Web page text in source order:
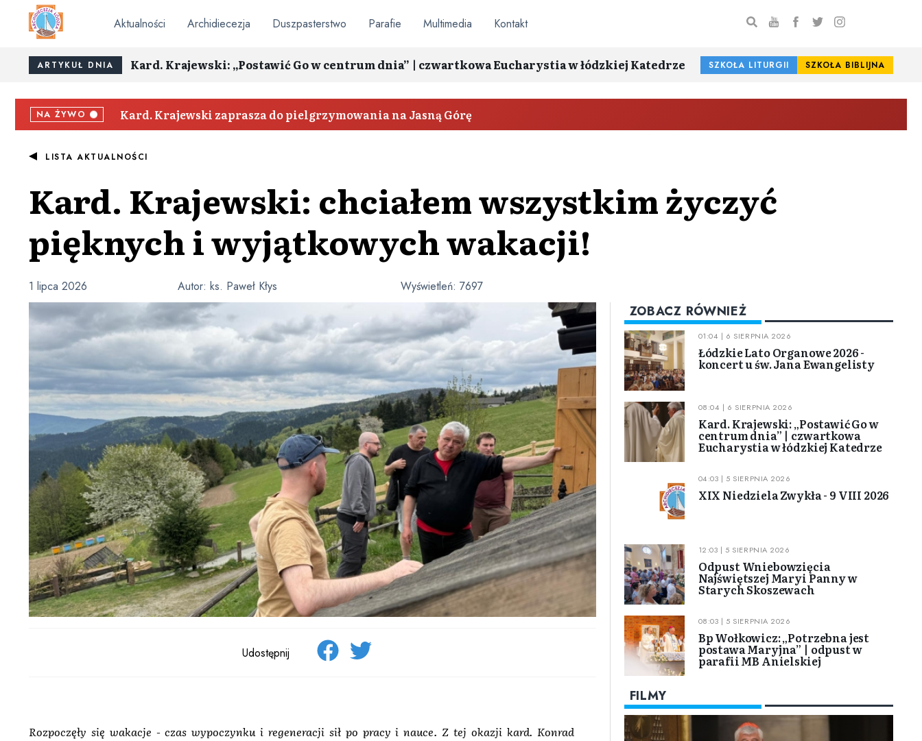
Aktualności Archidiecezja Duszpasterstwo Parafie Multimedia Kontakt
ARTYKUŁ DNIA Kard. Krajewski: „Postawić Go w centrum dnia” | czwartkowa Eucharystia w łódzkiej Katedrze SZKOŁA LITURGII SZKOŁA BIBLIJNA
NA ŻYWO Kard. Krajewski zaprasza do pielgrzymowania na Jasną Górę
LISTA AKTUALNOŚCI
Kard. Krajewski: chciałem wszystkim życzyć
pięknych i wyjątkowych wakacji!
Autor: ks. Paweł Kłys
1 lipca 2026 Wyświetleń: 7697
Udostępnij
Rozpoczęły się wakacje - czas wypoczynku i regeneracji sił po pracy i nauce. Z tej okazji kard. Konrad
ZOBACZ RÓWNIEŻ
01:04 | 6 SIERPNIA 2026
Łódzkie Lato Organowe 2026 -
koncert u św. Jana Ewangelisty
08:04 | 6 SIERPNIA 2026
Kard. Krajewski: „Postawić Go w
centrum dnia” | czwartkowa
Eucharystia w łódzkiej Katedrze
04:03 | 5 SIERPNIA 2026
XIX Niedziela Zwykła - 9 VIII 2026
12:03 | 5 SIERPNIA 2026
Odpust Wniebowzięcia
Najświętszej Maryi Panny w
Starych Skoszewach
08:03 | 5 SIERPNIA 2026
Bp Wołkowicz: „Potrzebna jest
postawa Maryjna” | odpust w
parafii MB Anielskiej
FILMY